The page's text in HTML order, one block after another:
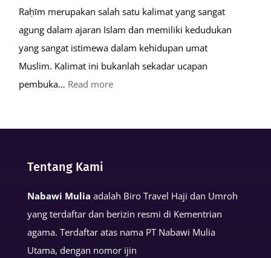
Raḥīm merupakan salah satu kalimat yang sangat
agung dalam ajaran Islam dan memiliki kedudukan
yang sangat istimewa dalam kehidupan umat
Muslim. Kalimat ini bukanlah sekadar ucapan
pembuka… Read more:
Muslim
Tentang Kami
Nabawi Mulia adalah Biro Travel Haji dan Umroh
yang terdaftar dan berizin resmi di Kementrian
agama. Terdaftar atas nama PT Nabawi Mulia
Utama, dengan nomor ijin